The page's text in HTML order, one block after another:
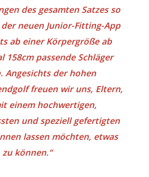
des gesamten Satzes so
neuen Junior-Fitting-App
ab einer Körpergröße ab
158cm passende Schläger
Angesichts der hohen
freuen wir uns, Eltern,
einem hochwertigen,
und speziell gefertigten
lassen möchten, etwas
können.“